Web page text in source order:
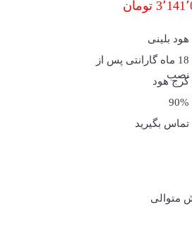
هود بلینی
18 ماه گارانتی پس از
نصب
کرج هود
90%
تماس بگیرید
متوالی